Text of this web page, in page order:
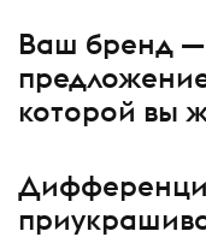
Ваш бренд —
которой вы